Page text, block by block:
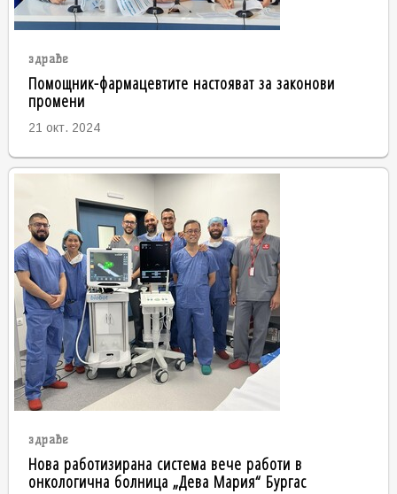
здраве
Помощник-фармацевтите настояват за законови
промени
21 окт. 2024
здраве
Нова работизирана система вече работи в
онкологична болница „Дева Мария“ Бургас